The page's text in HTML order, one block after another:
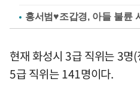
홍서범♥조갑경, 아들 불륜
현재 화성시 3급 직위는 3
5급 직위는 141명이다.